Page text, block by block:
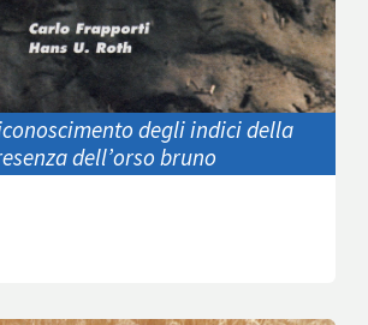
degli indici della
dell’orso bruno